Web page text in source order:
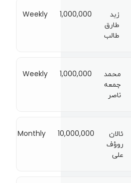
زيد
طارق
طالب
1,000,000
Weekly
محمد
جمعه
ناصر
1,000,000
Weekly
ئالان
روؤف
على
10,000,000
Monthly